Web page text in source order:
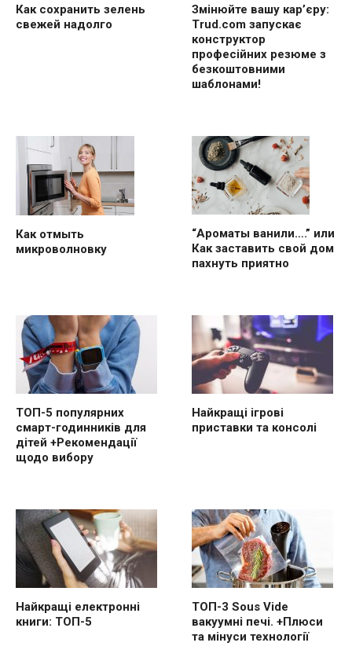
Как сохранить зелень
свежей надолго
Змінюйте вашу кар’єру:
Trud.com запускає
конструктор
професійних резюме з
безкоштовними
шаблонами!
Как отмыть
микроволновку
“Ароматы ванили….” или
Как заставить свой дом
пахнуть приятно
ТОП-5 популярних
смарт-годинників для
дітей +Рекомендації
щодо вибору
Найкращі ігрові
приставки та консолі
Найкращі електронні
книги: ТОП-5
ТОП-3 Sous Vide
вакуумні печі. +Плюси
та мінуси технології